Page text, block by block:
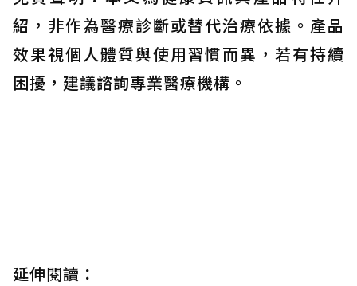
紹，非作為醫療診斷或替代治療依據。產品
效果視個人體質與使用習慣而異，若有持續
困擾，建議諮詢專業醫療機構。
延伸閱讀：